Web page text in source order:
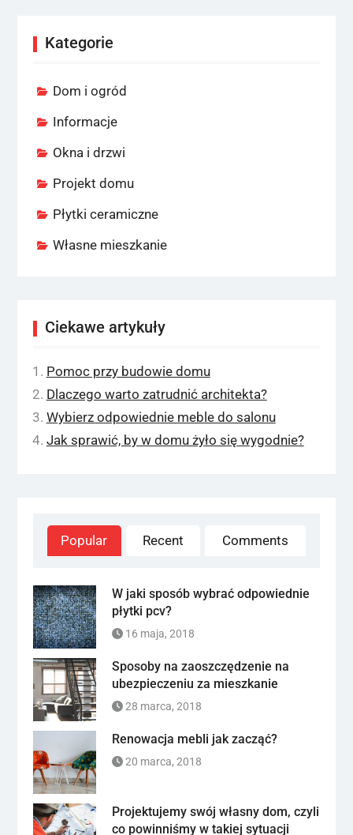
Kategorie
Dom i ogród
Informacje
Okna i drzwi
Projekt domu
Płytki ceramiczne
Własne mieszkanie
Ciekawe artykuły
Pomoc przy budowie domu
Dlaczego warto zatrudnić architekta?
Wybierz odpowiednie meble do salonu
Jak sprawić, by w domu żyło się wygodnie?
Popular Recent Comments
W jaki sposób wybrać odpowiednie
płytki pcv?
16 maja, 2018
Sposoby na zaoszczędzenie na
ubezpieczeniu za mieszkanie
28 marca, 2018
Renowacja mebli jak zacząć?
20 marca, 2018
Projektujemy swój własny dom, czyli
co powinniśmy w takiej sytuacji